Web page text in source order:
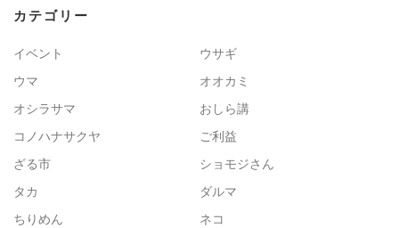
カテゴリー
イベント
ウサギ
ウマ
オオカミ
オシラサマ
おしら講
コノハナサクヤ
ご利益
ざる市
ショモジさん
タカ
ダルマ
ちりめん
ネコ